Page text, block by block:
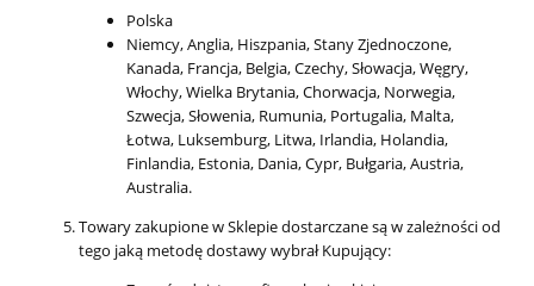
Polska
Niemcy, Anglia, Hiszpania, Stany Zjednoczone,
Kanada, Francja, Belgia, Czechy, Słowacja, Węgry,
Włochy, Wielka Brytania, Chorwacja, Norwegia,
Szwecja, Słowenia, Rumunia, Portugalia, Malta,
Łotwa, Luksemburg, Litwa, Irlandia, Holandia,
Finlandia, Estonia, Dania, Cypr, Bułgaria, Austria,
Australia.
Towary zakupione w Sklepie dostarczane są w zależności od
tego jaką metodę dostawy wybrał Kupujący: